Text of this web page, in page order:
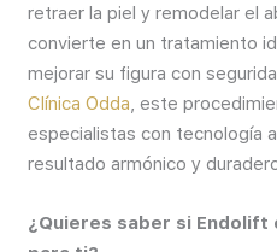
retraer la piel y remodelar el
convierte en un tratamiento
mejorar su figura con
Clínica Odda , este
especialistas con tecnología
resultado armónico y
¿Quieres saber si Endolift